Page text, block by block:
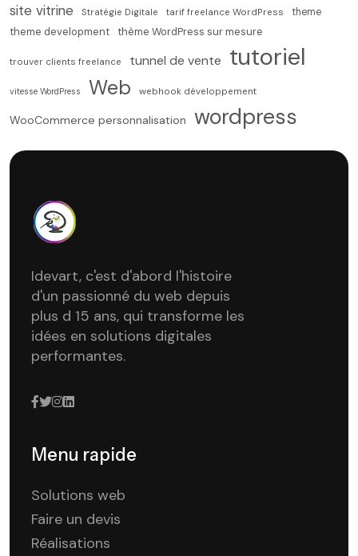
site vitrine Stratégie Digitale tarif freelance WordPress theme
theme development thème WordPress sur mesure
trouver clients freelance tunnel de vente tutoriel
vitesse WordPress Web webhook développement
WooCommerce personnalisation wordpress
Idevart, c'est d'abord l'histoire
d'un passionné du web depuis
plus d 15 ans, qui transforme les
idées en solutions digitales
performantes.
Menu rapide
Solutions web
Faire un devis
Réalisations